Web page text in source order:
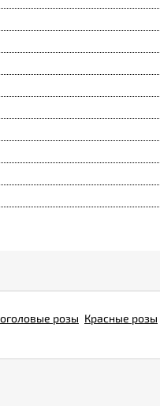
розы Красные розы